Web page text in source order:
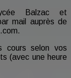
prépa
littéraire
Balzac et
mail auprès de
cours selon vos
(avec une heure